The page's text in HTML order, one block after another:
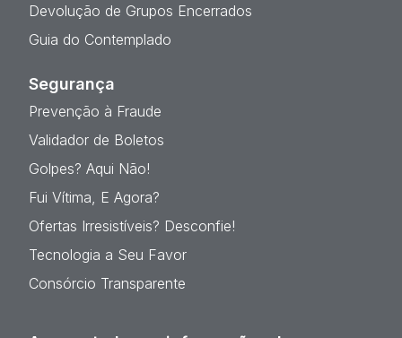
Devolução de Grupos Encerrados
Guia do Contemplado
Segurança
Prevenção à Fraude
Validador de Boletos
Golpes? Aqui Não!
Fui Vítima, E Agora?
Ofertas Irresistíveis? Desconfie!
Tecnologia a Seu Favor
Consórcio Transparente